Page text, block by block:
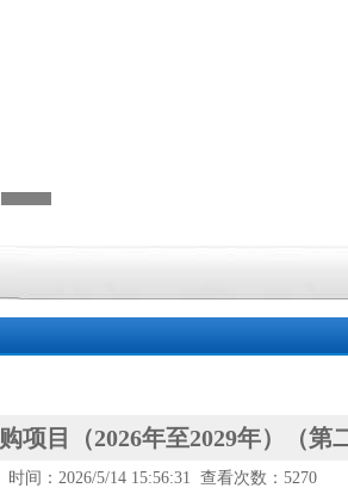
项目（2026年至2029年）（第
间：2026/5/14 15:56:31 查看次数：5270